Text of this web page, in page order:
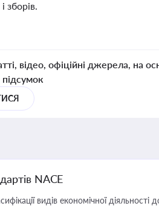
зборів.
відео, офіційні джерела, на
NACE
видів економічної діяльності